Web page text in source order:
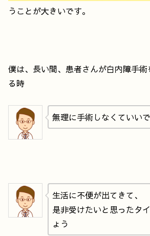
うことが大きいです。
僕は、長い間、患者さんが白内障手
る時
無理に手術しなくていい
生活に不便が出てきて、
是非受けたいと思ったタ
ょう